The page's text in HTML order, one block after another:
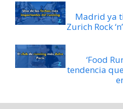
Madrid ya
Zurich Rock
‘Food
tendencia